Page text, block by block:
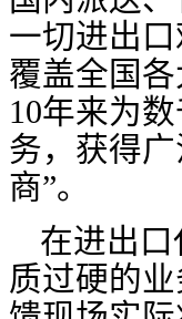
一切进出
覆盖全国
10年来为
务，获得
商”。
在进出
质过硬的